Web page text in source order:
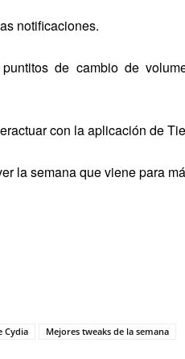
notificaciones.
de cambio de
con la aplicación de
la semana que viene para
Cydia Mejores tweaks de la semana